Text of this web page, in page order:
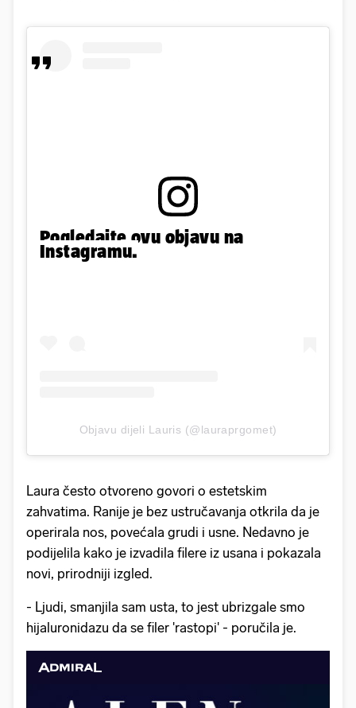
Pogledajte ovu objavu na
Instagramu.
Objavu dijeli Lauris (@lauraprgomet)
Laura često otvoreno govori o estetskim
zahvatima. Ranije je bez ustručavanja otkrila da je
operirala nos, povećala grudi i usne. Nedavno je
podijelila kako je izvadila filere iz usana i pokazala
novi, prirodniji izgled.
- Ljudi, smanjila sam usta, to jest ubrizgale smo
hijaluronidazu da se filer 'rastopi' - poručila je.